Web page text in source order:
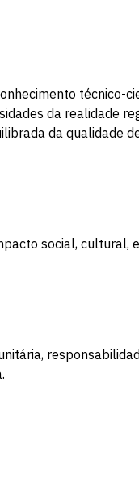
técnico-
da realidade
da qualidade
social, cultural,